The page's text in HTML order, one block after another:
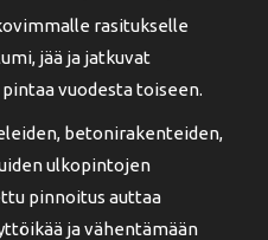
rasitukselle
jää ja jatkuvat
vuodesta toiseen.
betonirakenteiden,
ulkopintojen
pinnoitus auttaa
ja vähentämään